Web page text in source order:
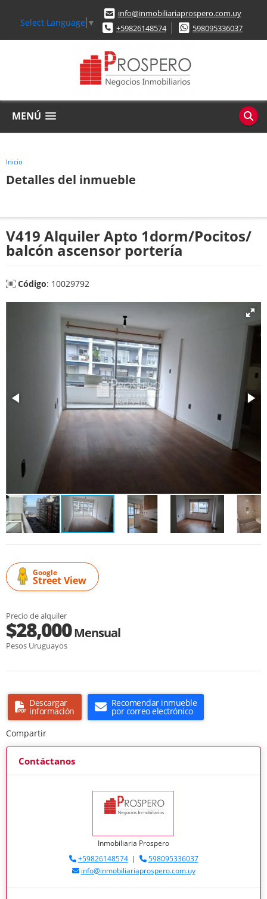
Select Language ▼
info@inmobiliariaprospero.com.uy
+59826148574
598095336037
MENÚ
Inicio
Detalles del inmueble
V419 Alquiler Apto 1dorm/Pocitos/
balcón ascensor portería
Código: 10029792
Google
Street View
Precio de alquiler
$28,000Mensual
Pesos Uruguayos
Descargar
información
Recomendar inmueble
por correo electrónico
Compartir
Contáctanos
Inmobiliaria Prospero
+59826148574|
598095336037
info@inmobiliariaprospero.com.uy